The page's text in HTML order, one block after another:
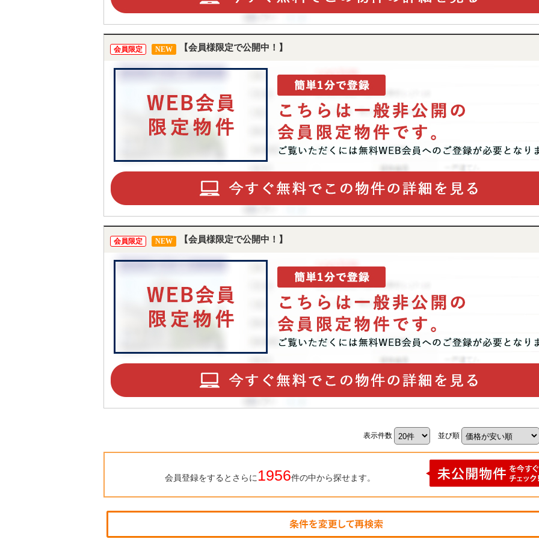
会員限定 NEW 【会員様限定で公開中！】
会員限定 NEW 【会員様限定で公開中！】
表示件数 並び順
会員登録をするとさらに 1956件の中から探せます。